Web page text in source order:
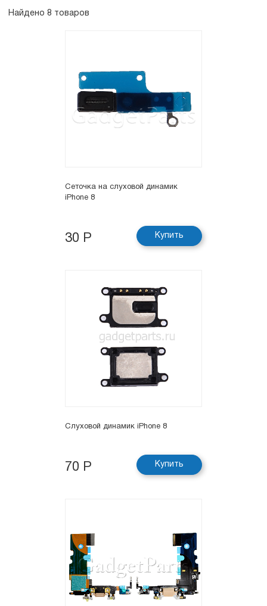
Найдено 8 товаров
Сеточка на слуховой динамик
iPhone 8
30 Р Купить
Слуховой динамик iPhone 8
70 Р Купить